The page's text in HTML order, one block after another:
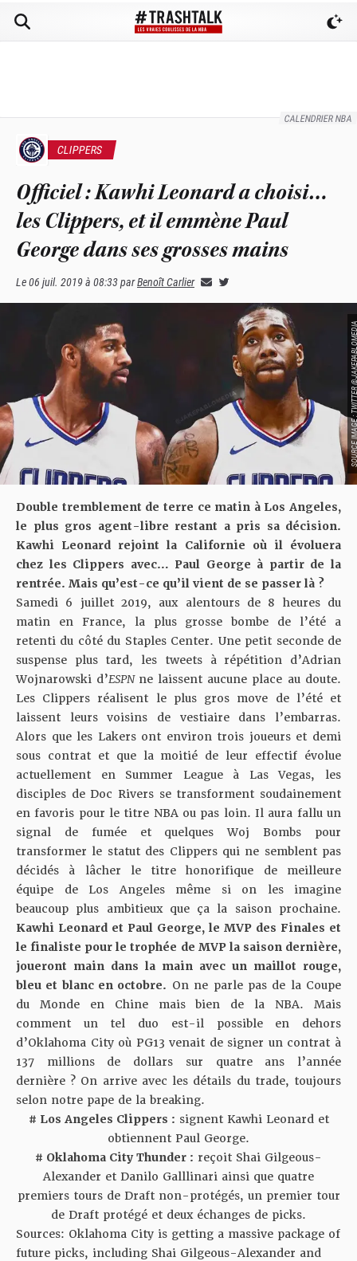
CALENDRIER NBA
CLIPPERS
Officiel : Kawhi Leonard a choisi…
les Clippers, et il emmène Paul
George dans ses grosses mains
Le06 juil. 2019 à 08:33parBenoît Carlier
SOURCE IMAGE ;
Double tremblement de terre ce matin à Los Angeles,
le plus gros agent-libre restant a pris sa décision.
Kawhi Leonard rejoint la Californie où il évoluera
chez les Clippers avec… Paul George à partir de la
rentrée. Mais qu’est-ce qu’il vient de se passer là ?
Samedi 6 juillet 2019, aux alentours de 8 heures du
matin en France, la plus grosse bombe de l’été a
retenti du côté du Staples Center. Une petit seconde de
suspense plus tard, les tweets à répétition d’Adrian
Wojnarowski d’ESPN ne laissent aucune place au doute.
Les Clippers réalisent le plus gros move de l’été et
laissent leurs voisins de vestiaire dans l’embarras.
Alors que les Lakers ont environ trois joueurs et demi
sous contrat et que la moitié de leur effectif évolue
actuellement en Summer League à Las Vegas, les
disciples de Doc Rivers se transforment soudainement
en favoris pour le titre NBA ou pas loin. Il aura fallu un
signal de fumée et quelques Woj Bombs pour
transformer le statut des Clippers qui ne semblent pas
décidés à lâcher le titre honorifique de meilleure
équipe de Los Angeles même si on les imagine
beaucoup plus ambitieux que ça la saison prochaine.
Kawhi Leonard et Paul George, le MVP des Finales et
le finaliste pour le trophée de MVP la saison dernière,
joueront main dans la main avec un maillot rouge,
bleu et blanc en octobre. On ne parle pas de la Coupe
du Monde en Chine mais bien de la NBA. Mais
comment un tel duo est-il possible en dehors
d’Oklahoma City où PG13 venait de signer un contrat à
137 millions de dollars sur quatre ans l’année
dernière ? On arrive avec les détails du trade, toujours
selon notre pape de la breaking.
# Los Angeles Clippers : signent Kawhi Leonard et
obtiennent Paul George.
# Oklahoma City Thunder : reçoit Shai Gilgeous-
Alexander et Danilo Galllinari ainsi que quatre
premiers tours de Draft non-protégés, un premier tour
de Draft protégé et deux échanges de picks.
Sources: Oklahoma City is getting a massive package of
future picks, including Shai Gilgeous-Alexander and